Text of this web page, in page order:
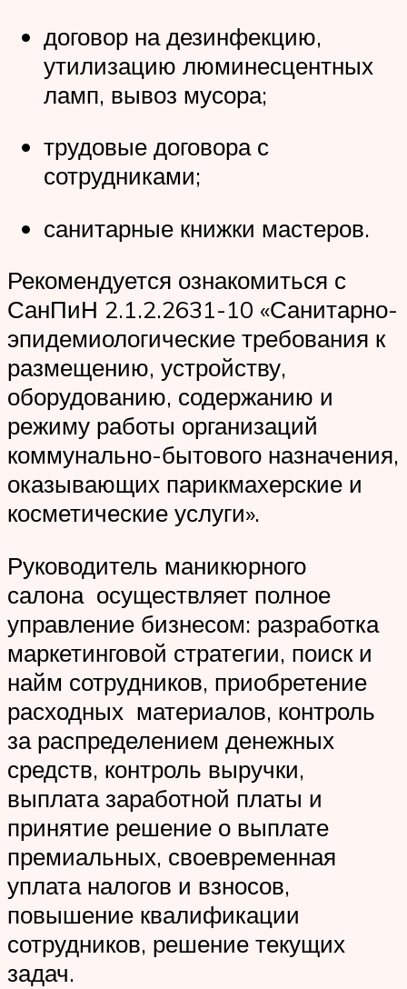
договор на дезинфекцию,
утилизацию люминесцентных
ламп, вывоз мусора;
трудовые договора с
сотрудниками;
санитарные книжки мастеров.
Рекомендуется ознакомиться с
СанПиН 2.1.2.2631-10 «Санитарно-
эпидемиологические требования к
размещению, устройству,
оборудованию, содержанию и
режиму работы организаций
коммунально-бытового назначения,
оказывающих парикмахерские и
косметические услуги».
Руководитель маникюрного
салона осуществляет полное
управление бизнесом: разработка
маркетинговой стратегии, поиск и
найм сотрудников, приобретение
расходных материалов, контроль
за распределением денежных
средств, контроль выручки,
выплата заработной платы и
принятие решение о выплате
премиальных, своевременная
уплата налогов и взносов,
повышение квалификации
сотрудников, решение текущих
задач.